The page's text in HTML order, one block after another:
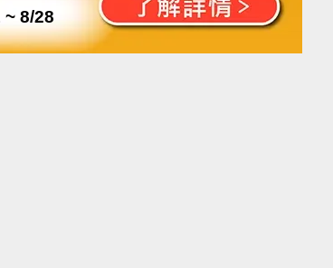
~ 8/28